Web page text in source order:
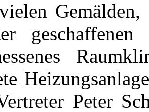
Peter